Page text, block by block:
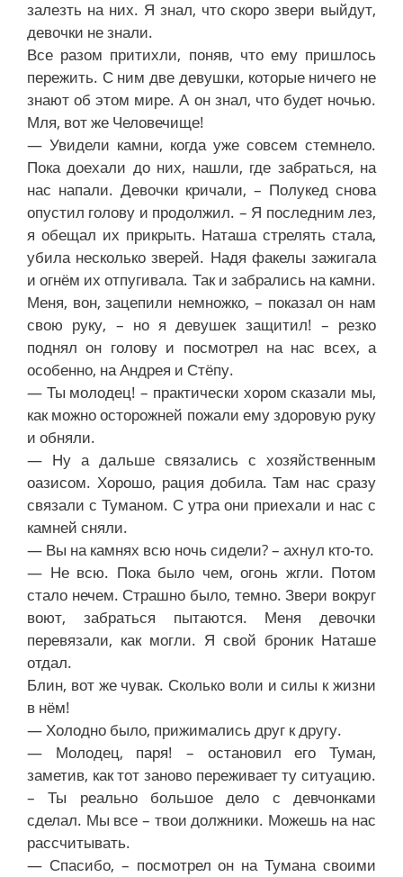
залезть на них. Я знал, что скоро звери выйдут,
девочки не знали.
Все разом притихли, поняв, что ему пришлось
пережить. С ним две девушки, которые ничего не
знают об этом мире. А он знал, что будет ночью.
Мля, вот же Человечище!
— Увидели камни, когда уже совсем стемнело.
Пока доехали до них, нашли, где забраться, на
нас напали. Девочки кричали, – Полукед снова
опустил голову и продолжил. – Я последним лез,
я обещал их прикрыть. Наташа стрелять стала,
убила несколько зверей. Надя факелы зажигала
и огнём их отпугивала. Так и забрались на камни.
Меня, вон, зацепили немножко, – показал он нам
свою руку, – но я девушек защитил! – резко
поднял он голову и посмотрел на нас всех, а
особенно, на Андрея и Стёпу.
— Ты молодец! – практически хором сказали мы,
как можно осторожней пожали ему здоровую руку
и обняли.
— Ну а дальше связались с хозяйственным
оазисом. Хорошо, рация добила. Там нас сразу
связали с Туманом. С утра они приехали и нас с
камней сняли.
— Вы на камнях всю ночь сидели? – ахнул кто-то.
— Не всю. Пока было чем, огонь жгли. Потом
стало нечем. Страшно было, темно. Звери вокруг
воют, забраться пытаются. Меня девочки
перевязали, как могли. Я свой броник Наташе
отдал.
Блин, вот же чувак. Сколько воли и силы к жизни
в нём!
— Холодно было, прижимались друг к другу.
— Молодец, паря! – остановил его Туман,
заметив, как тот заново переживает ту ситуацию.
– Ты реально большое дело с девчонками
сделал. Мы все – твои должники. Можешь на нас
рассчитывать.
— Спасибо, – посмотрел он на Тумана своими